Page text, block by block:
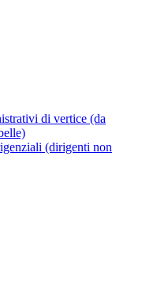
di vertice (da
(dirigenti non